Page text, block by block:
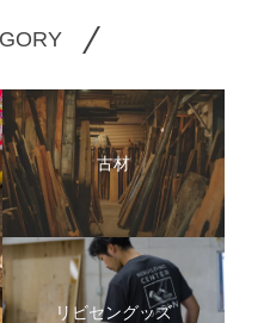
古材
リビセングッズ